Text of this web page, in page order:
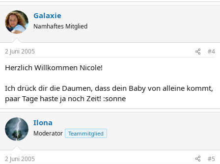
Galaxie
Namhaftes Mitglied
2 Juni 2005 #4
Herzlich Willkommen Nicole!
Ich drück dir die Daumen, dass dein Baby von alleine kommt,
paar Tage haste ja noch Zeit! :sonne
Ilona
Moderator Teammitglied
2 Juni 2005 #5